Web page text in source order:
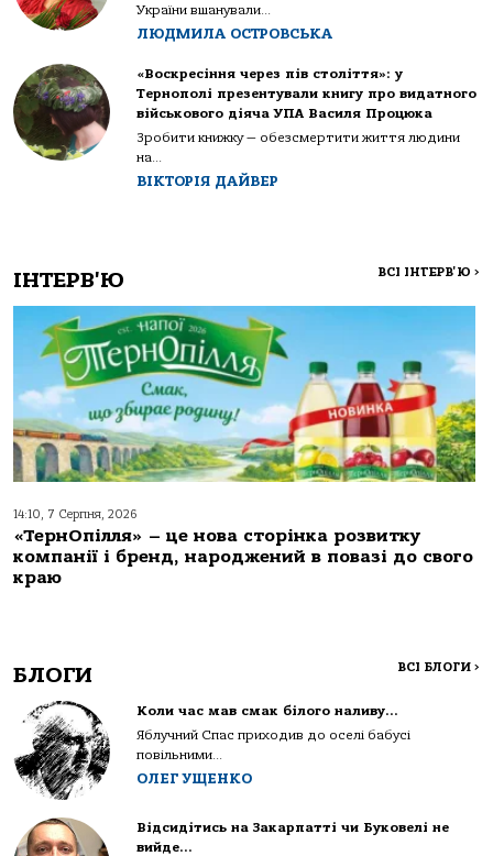
України вшанували...
ЛЮДМИЛА ОСТРОВСЬКА
«Воскресіння через пів століття»: у
Тернополі презентували книгу про видатного
військового діяча УПА Василя Процюка
Зробити книжку — обезсмертити життя людини
на...
ВІКТОРІЯ ДАЙВЕР
ІНТЕРВ'Ю ВСІ ІНТЕРВ'Ю >
14:10, 7 Серпня, 2026
«ТернОпілля» – це нова сторінка розвитку
компанії і бренд, народжений в повазі до свого
краю
БЛОГИ ВСІ БЛОГИ >
Коли час мав смак білого наливу…
Яблучний Спас приходив до оселі бабусі
повільними...
ОЛЕГ УЩЕНКО
Відсидітись на Закарпатті чи Буковелі не
вийде…